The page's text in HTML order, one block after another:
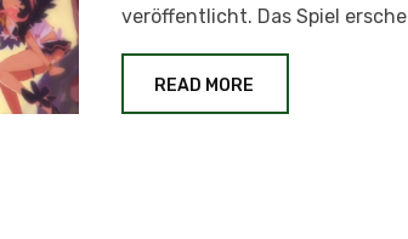
veröffentlicht. Das Spiel
READ MORE